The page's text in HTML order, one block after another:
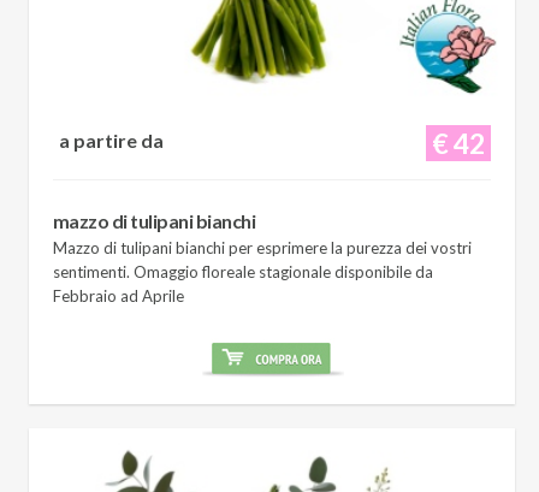
€ 42
a partire da
mazzo di tulipani bianchi
Mazzo di tulipani bianchi per esprimere la purezza dei vostri
sentimenti. Omaggio floreale stagionale disponibile da
Febbraio ad Aprile